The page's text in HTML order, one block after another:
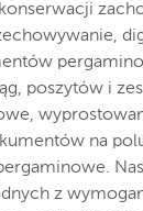
poszytów i
na
z